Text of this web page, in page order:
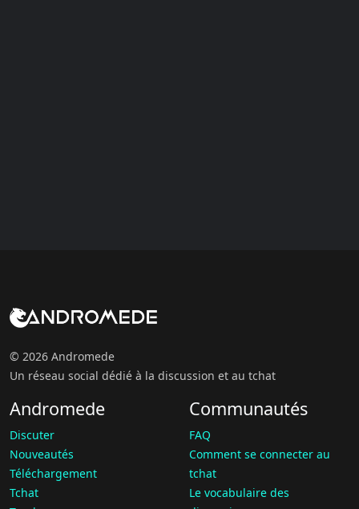
© 2026 Andromede
Un réseau social dédié à la discussion et au tchat
Andromede
Discuter
Nouveautés
Téléchargement
Tchat
Communautés
FAQ
Comment se connecter au
tchat
Le vocabulaire des